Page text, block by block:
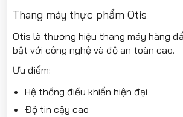
Thang máy thực phẩm Otis
Otis là thương hiệu thang máy hàng
bật với công nghệ và độ an toàn cao.
Ưu điểm:
Hệ thống điều khiển hiện đại
Độ tin cậy cao